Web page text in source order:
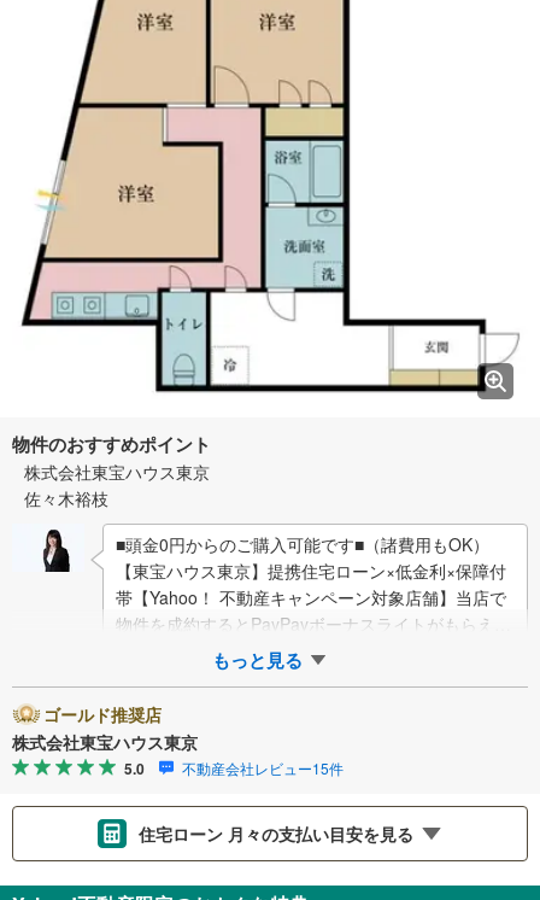
物件のおすすめポイント
株式会社東宝ハウス東京
佐々木裕枝
■頭金0円からのご購入可能です■（諸費用もOK）
【東宝ハウス東京】提携住宅ローン×低金利×保障付
帯【Yahoo！ 不動産キャンペーン対象店舗】当店で
物件を成約するとPayPayボーナスライトがもらえる
「Yahoo！ 不動産 物件ご…
もっと見る
ゴールド推奨店
株式会社東宝ハウス東京
5.0 不動産会社レビュー15件
住宅ローン 月々の支払い目安を見る